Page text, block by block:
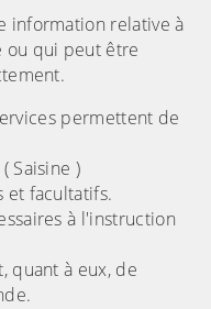
information relative à
ou qui peut être
permettent de
Saisine )
et facultatifs.
à l'instruction
quant à eux, de